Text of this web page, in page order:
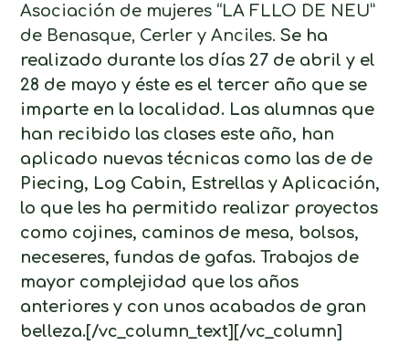
Asociación de mujeres “LA FLLO DE NEU”
de Benasque, Cerler y Anciles. Se ha
realizado durante los días 27 de abril y el
28 de mayo y éste es el tercer año que se
imparte en la localidad. Las alumnas que
han recibido las clases este año, han
aplicado nuevas técnicas como las de de
Piecing, Log Cabin, Estrellas y Aplicación,
lo que les ha permitido realizar proyectos
como cojines, caminos de mesa, bolsos,
neceseres, fundas de gafas. Trabajos de
mayor complejidad que los años
anteriores y con unos acabados de gran
belleza.[/vc_column_text][/vc_column]